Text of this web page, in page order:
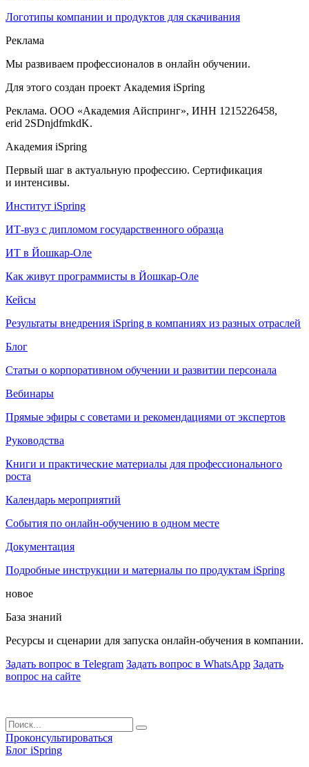
Логотипы компании и продуктов для скачивания
Реклама
Мы развиваем профессионалов в онлайн обучении.
Для этого создан проект Академия iSpring
Реклама. ООО «Академия Айспринг», ИНН 1215226458,
erid 2SDnjdfmkdK.
Академия iSpring
Первый шаг в актуальную профессию. Сертификация
и интенсивы.
Институт iSpring
ИТ-вуз с дипломом государственного образца
ИТ в Йошкар-Оле
Как живут программисты в Йошкар‑Оле
Кейсы
Результаты внедрения iSpring в компаниях из разных отраслей
Блог
Статьи о корпоративном обучении и развитии персонала
Вебинары
Прямые эфиры с советами и рекомендациями от экспертов
Руководства
Книги и практические материалы для профессионального
роста
Календарь мероприятий
События по онлайн-обучению в одном месте
Документация
Подробные инструкции и материалы по продуктам iSpring
новое
База знаний
Ресурсы и сценарии для запуска онлайн-обучения в компании.
Задать вопрос в Telegram Задать вопрос в WhatsApp Задать
вопрос на сайте
Проконсультироваться
Блог iSpring